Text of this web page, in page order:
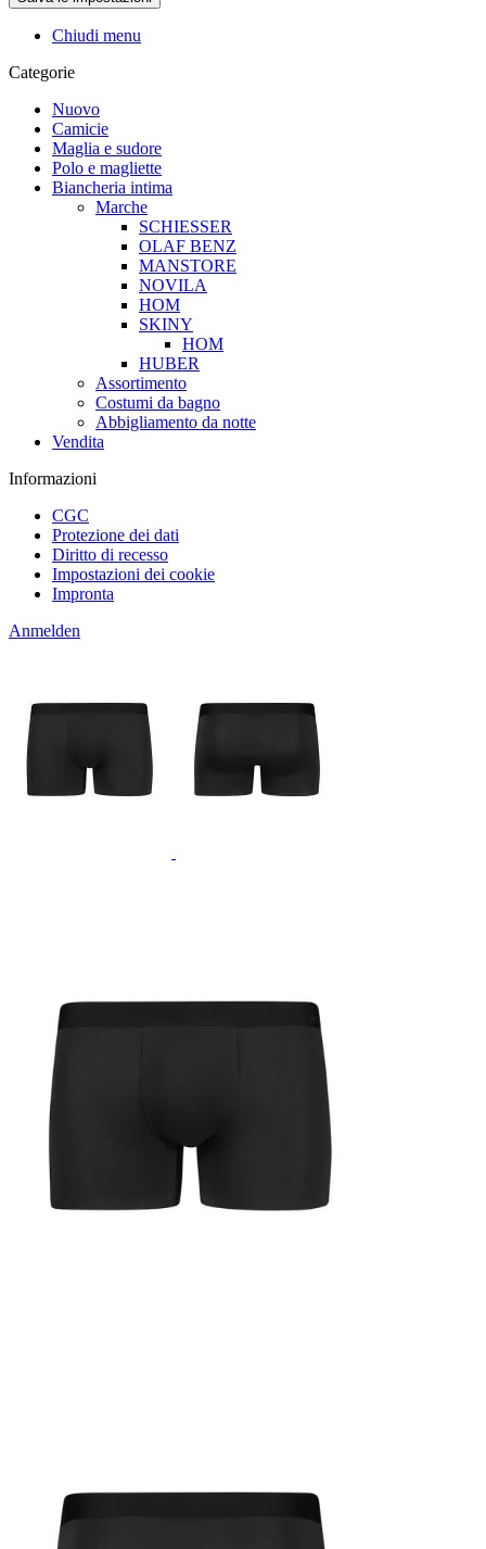
Chiudi menu
Categorie
Nuovo
Camicie
Maglia e sudore
Polo e magliette
Biancheria intima
Marche
SCHIESSER
OLAF BENZ
MANSTORE
NOVILA
HOM
SKINY
HOM
HUBER
Assortimento
Costumi da bagno
Abbigliamento da notte
Vendita
Informazioni
CGC
Protezione dei dati
Diritto di recesso
Impostazioni dei cookie
Impronta
Anmelden